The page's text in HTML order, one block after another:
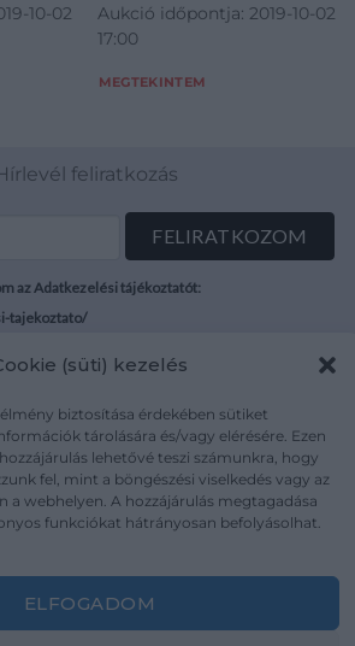
(süti) kezelés
biztosítása érdekében sütiket
tárolására és/vagy elérésére. Ezen
lehetővé teszi számunkra, hogy
fel, mint a böngészési viselkedés vagy az
a webhelyen. A hozzájárulás megtagadása
funkciókat hátrányosan befolyásolhat.
ELFOGADOM
10-02
Aukció időpontja: 2019-10-02
17:00
MEGTEKINTEM
feliratkozás
az Adatkezelési tájékoztatót:
tajekoztato/
Áraink
ÁSZF
Adatvédelem
Impresszum